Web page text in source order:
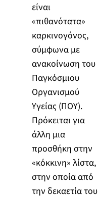
είναι
«πιθανότατα»
καρκινογόνος,
σύμφωνα με
ανακοίνωση του
Παγκόσμιου
Οργανισμού
Υγείας (ΠΟΥ).
Πρόκειται για
άλλη μια
προσθήκη στην
«κόκκινη» λίστα,
στην οποία από
την δεκαετία του